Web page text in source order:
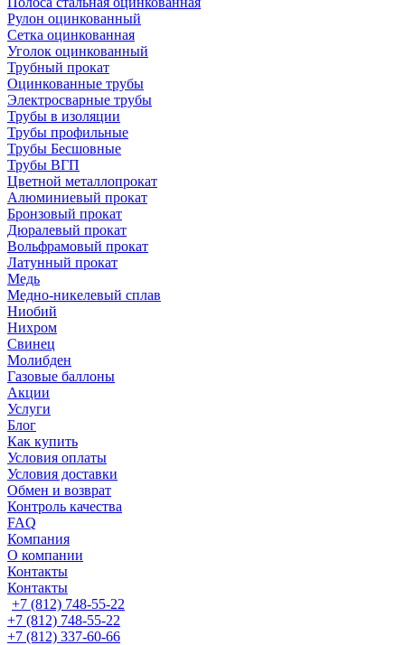
Рулон оцинкованный
Сетка оцинкованная
Уголок оцинкованный
Трубный прокат
Оцинкованные трубы
Электросварные трубы
Трубы в изоляции
Трубы профильные
Трубы Бесшовные
Трубы ВГП
Цветной металлопрокат
Алюминиевый прокат
Бронзовый прокат
Дюралевый прокат
Вольфрамовый прокат
Латунный прокат
Медь
Медно-никелевый сплав
Ниобий
Нихром
Свинец
Молибден
Газовые баллоны
Акции
Услуги
Блог
Как купить
Условия оплаты
Условия доставки
Обмен и возврат
Контроль качества
FAQ
Компания
О компании
Контакты
Контакты
+7 (812) 748-55-22
+7 (812) 748-55-22
+7 (812) 337-60-66